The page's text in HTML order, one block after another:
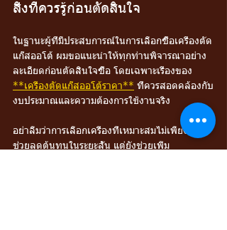
สิ่งที่ควรรู้ก่อนตัดสินใจ
ในฐานะผู้ที่มีประสบการณ์ในการเลือกซื้อเครื่องตัด
แก๊สออโต้ ผมขอแนะนำให้ทุกท่านพิจารณาอย่าง
ละเอียดก่อนตัดสินใจซื้อ โดยเฉพาะเรื่องของ
**เครื่องตัดแก๊สออโต้ราคา** ที่ควรสอดคล้องกับ
งบประมาณและความต้องการใช้งานจริง
อย่าลืมว่าการเลือกเครื่องที่เหมาะสมไม่เพียงแต่
ช่วยลดต้นทุนในระยะสั้น แต่ยังช่วยเพิ่ม